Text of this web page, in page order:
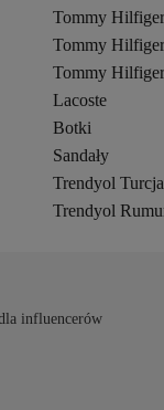
Tommy
Tommy
Tommy
Lacoste
Botki
Sandały
Trendyol Turcja
Trendyol
influencerów